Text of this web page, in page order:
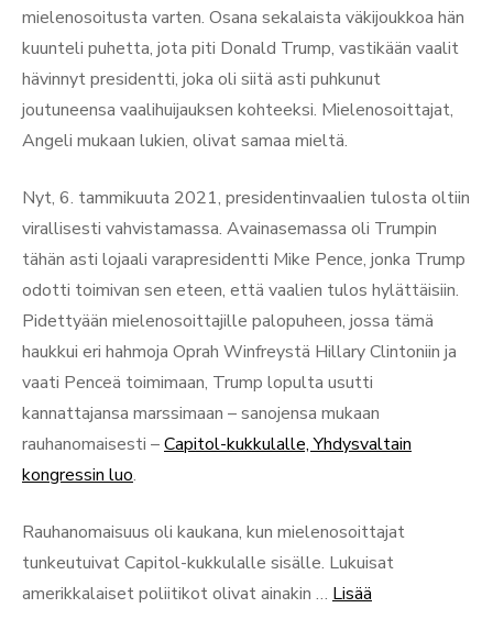
mielenosoitusta varten. Osana sekalaista väkijoukkoa hän
kuunteli puhetta, jota piti Donald Trump, vastikään vaalit
hävinnyt presidentti, joka oli siitä asti puhkunut
joutuneensa vaalihuijauksen kohteeksi. Mielenosoittajat,
Angeli mukaan lukien, olivat samaa mieltä.
Nyt, 6. tammikuuta 2021, presidentinvaalien tulosta oltiin
virallisesti vahvistamassa. Avainasemassa oli Trumpin
tähän asti lojaali varapresidentti Mike Pence, jonka Trump
odotti toimivan sen eteen, että vaalien tulos hylättäisiin.
Pidettyään mielenosoittajille palopuheen, jossa tämä
haukkui eri hahmoja Oprah Winfreystä Hillary Clintoniin ja
vaati Penceä toimimaan, Trump lopulta usutti
kannattajansa marssimaan – sanojensa mukaan
rauhanomaisesti –Capitol-kukkulalle, Yhdysvaltain
kongressin luo.
Rauhanomaisuus oli kaukana, kun mielenosoittajat
tunkeutuivat Capitol-kukkulalle sisälle. Lukuisat
amerikkalaiset poliitikot olivat ainakin … Lisää